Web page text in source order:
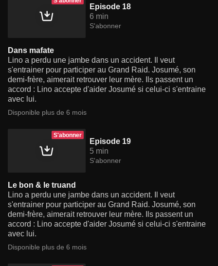
Episode 18
6 min
S'abonner
Dans mafate
Lino a perdu une jambe dans un accident. Il veut
s'entrainer pour participer au Grand Raid. Josumé, son
demi-frère, aimerait retrouver leur mère. Ils passent un
accord : Lino accepte d'aider Josumé si celui-ci s'entraine
avec lui.
Disponible plus de 6 mois
S'abonner
Episode 19
5 min
S'abonner
Le bon & le truand
Lino a perdu une jambe dans un accident. Il veut
s'entrainer pour participer au Grand Raid. Josumé, son
demi-frère, aimerait retrouver leur mère. Ils passent un
accord : Lino accepte d'aider Josumé si celui-ci s'entraine
avec lui.
Disponible plus de 6 mois